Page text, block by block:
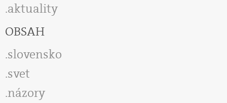
aktuality
OBSAH
slovensko
svet
názory